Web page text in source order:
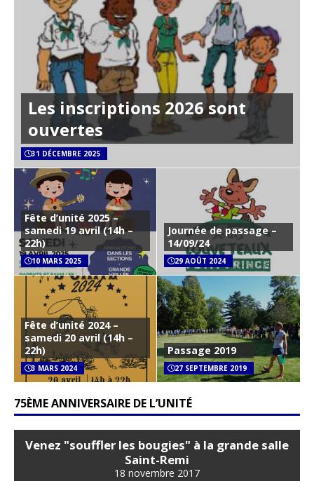
Les inscriptions 2026 sont
ouvertes
31 DÉCEMBRE 2025
Fête d’unité 2025 –
samedi 19 avril (14h –
22h)
10 MARS 2025
Journée de passage –
14/09/24
29 AOÛT 2024
Fête d’unité 2024 –
samedi 20 avril (14h –
22h)
3 MARS 2024
Passage 2019
27 SEPTEMBRE 2019
75ÈME ANNIVERSAIRE DE L’UNITÉ
Venez "souffler les bougies" à la grande salle
Saint-Remi
18 novembre 2017